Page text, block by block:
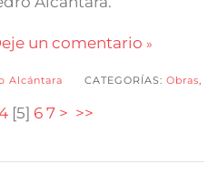
un comentario
Alcántara CATEGORÍAS: Obras
[5] 6 7 > >>